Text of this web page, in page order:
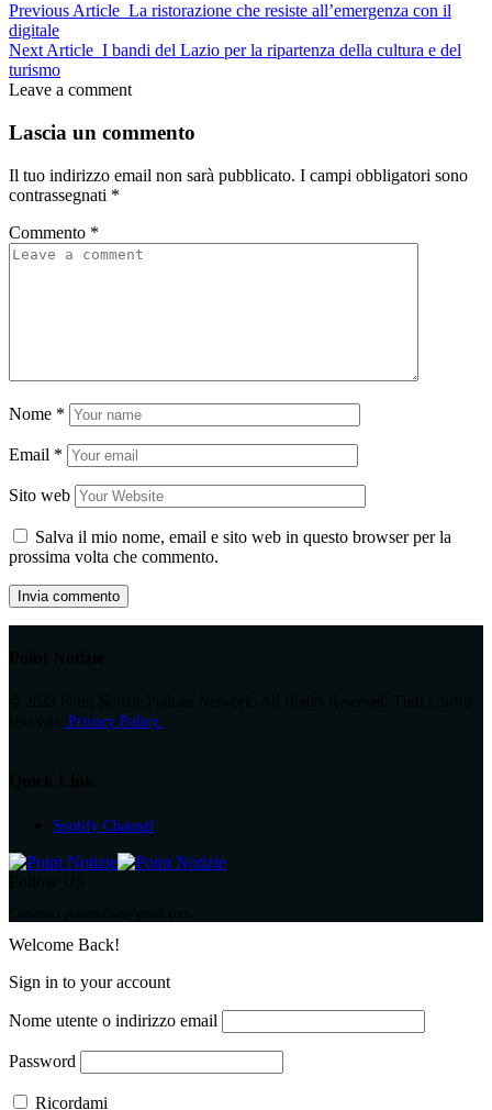
Previous Article La ristorazione che resiste all’emergenza con il
digitale
Next Article I bandi del Lazio per la ripartenza della cultura e del
turismo
Leave a comment
Lascia un commento
Il tuo indirizzo email non sarà pubblicato. I campi obbligatori sono
contrassegnati *
Commento *
Nome *
Email *
Sito web
Salva il mio nome, email e sito web in questo browser per la
prossima volta che commento.
Privacy Policy.
Spotify Channel
Welcome Back!
Sign in to your account
Nome utente o indirizzo email
Password
Ricordami